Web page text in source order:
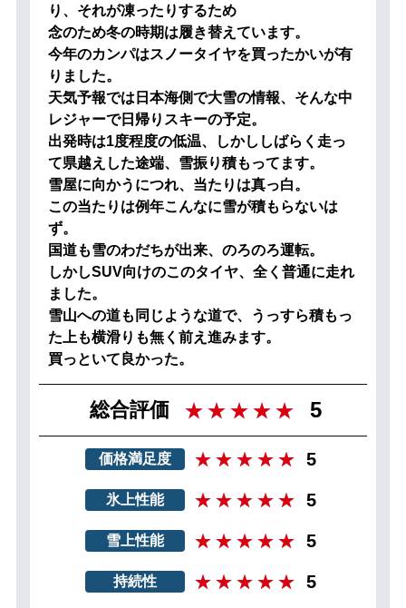
り、それが凍ったりするため
念のため冬の時期は履き替えています。
今年のカンパはスノータイヤを買ったかいが有
りました。
天気予報では日本海側で大雪の情報、そんな中
レジャーで日帰りスキーの予定。
出発時は1度程度の低温、しかししばらく走っ
て県越えした途端、雪振り積もってます。
雪屋に向かうにつれ、当たりは真っ白。
この当たりは例年こんなに雪が積もらないは
ず。
国道も雪のわだちが出来、のろのろ運転。
しかしSUV向けのこのタイヤ、全く普通に走れ
ました。
雪山への道も同じような道で、うっすら積もっ
た上も横滑りも無く前え進みます。
買っといて良かった。
総合評価 5
価格満足度 5
氷上性能 5
雪上性能 5
持続性 5